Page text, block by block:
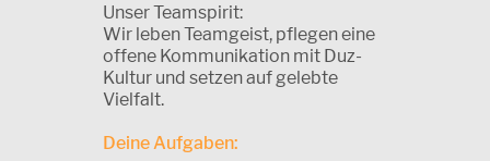
Unser Teamspirit:
Wir leben Teamgeist, pflegen eine
offene Kommunikation mit Duz-
Kultur und setzen auf gelebte
Vielfalt.
Deine Aufgaben: